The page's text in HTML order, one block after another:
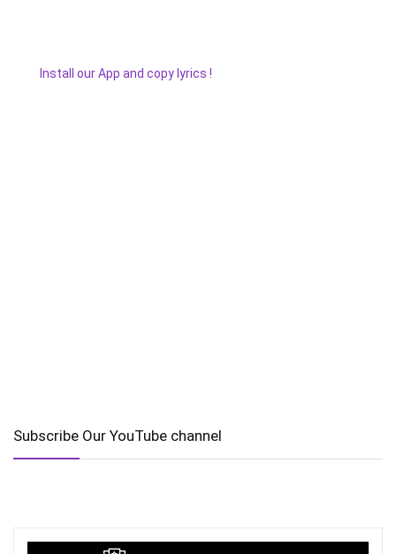
Install our App and copy lyrics !
Subscribe Our YouTube channel